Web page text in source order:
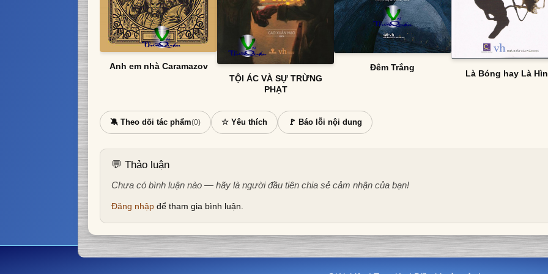
Anh em nhà Caramazov
TỘI ÁC VÀ SỰ TRỪNG
PHẠT
Đêm Trắng
Là Bóng hay Là
🔕 Theo dõi tác phẩm(0) ☆ Yêu thích 🚩 Báo lỗi nội dung
💬 Thảo luận
Chưa có bình luận nào — hãy là người đầu tiên chia sẻ cảm nhận của bạn!
Đăng nhập để tham gia bình luận.